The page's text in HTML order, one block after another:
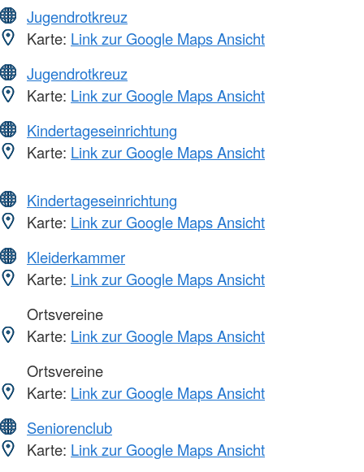
Jugendrotkreuz
Karte: Link zur Google Maps Ansicht
Jugendrotkreuz
Karte: Link zur Google Maps Ansicht
Kindertageseinrichtung
Karte: Link zur Google Maps Ansicht
Kindertageseinrichtung
Karte: Link zur Google Maps Ansicht
Kleiderkammer
Karte: Link zur Google Maps Ansicht
Ortsvereine
Karte: Link zur Google Maps Ansicht
Ortsvereine
Karte: Link zur Google Maps Ansicht
Seniorenclub
Karte: Link zur Google Maps Ansicht